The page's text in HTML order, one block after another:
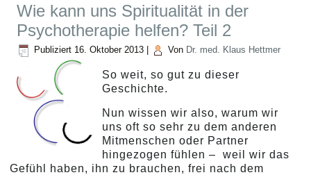
Wie kann uns Spiritualität in der
Psychotherapie helfen? Teil 2
Publiziert 16. Oktober 2013 Von Dr. med. Klaus Hettmer
So weit, so gut zu dieser
Geschichte.
Nun wissen wir also, warum wir
uns oft so sehr zu dem anderen
Mitmenschen oder Partner
hingezogen fühlen – weil wir das
Gefühl haben, ihn zu brauchen, frei nach dem